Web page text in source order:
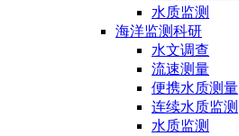
水质监测
海洋监测科研
水文调查
流速测量
便携水质测量
连续水质监测
水质监测